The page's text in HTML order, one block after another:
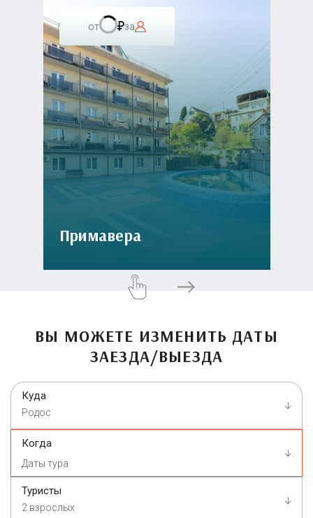
от за
Примавера
ВЫ МОЖЕТЕ ИЗМЕНИТЬ ДАТЫ
ЗАЕЗДА/ВЫЕЗДА
Куда
Родос
Когда
Туристы
2 взрослых